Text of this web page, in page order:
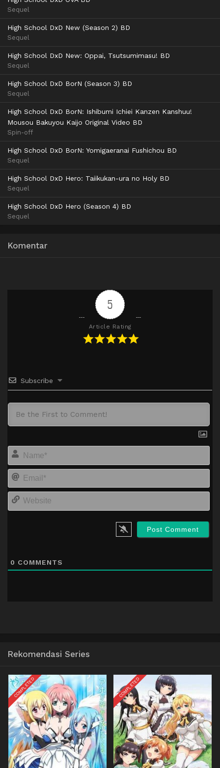
720p
AceFile MediaFire
Sequel
High School DxD New (Season 2) BD
Sequel
High School DxD New: Oppai, Tsutsumimasu! BD
Sequel
High School DxD BorN (Season 3) BD
Sequel
High School DxD BorN: Ishibumi Ichiei Kanzen Kanshuu!
Mousou Bakuyou Kaijo Original Video BD
Spin-off
High School DxD BorN: Yomigaeranai Fushichou BD
Sequel
High School DxD Hero: Taiikukan-ura no Holy BD
Sequel
High School DxD Hero (Season 4) BD
Sequel
Komentar
5
Article Rating
Subscribe
0 COMMENTS
Rekomendasi Series
COMPLETED COMPLETED